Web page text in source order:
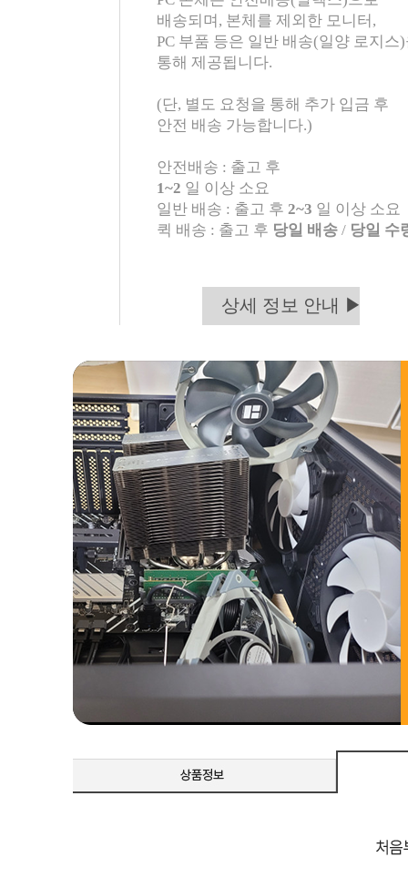
배송되며, 본체를 제외한 모니터,
PC 부품 등은 일반 배송(일양 로지스
통해 제공됩니다.
(단, 별도 요청을 통해 추가 입금 후
안전 배송 가능합니다.)
안전배송 : 출고 후
1~2 일 이상 소요
일반 배송 : 출고 후 2~3 일 이상 소요
퀵 배송 : 출고 후 당일 배송 / 당일 수
상세 정보 안내 ▶